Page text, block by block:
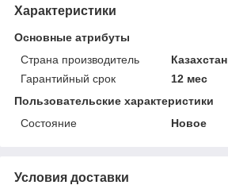
Характеристики
Основные атрибуты
Страна производитель
Казахстан
Гарантийный срок
12 мес
Пользовательские характеристики
Состояние
Новое
Условия доставки